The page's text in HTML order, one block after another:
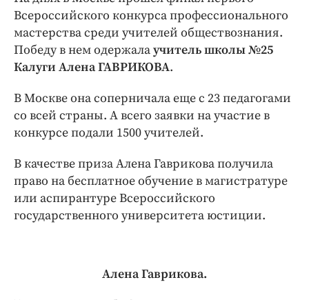
Интересное чтиво
Клиника года
Бренд года
Работодатель года
Всероссийского конкурса профессионального
мастерства среди учителей обществознания.
Победу в нем одержалаучитель школы №25
Калуги Алена ГАВРИКОВА.
В Москве она соперничала еще с 23 педагогами
со всей страны. А всего заявки на участие в
конкурсе подали 1500 учителей.
В качестве приза Алена Гаврикова получила
право на бесплатное обучение в магистратуре
или аспирантуре Всероссийского
государственного университета юстиции.
Алена Гаврикова.